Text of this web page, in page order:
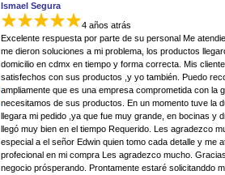
Ismael Segura
4 años atrás
Excelente respuesta por parte de su personal Me
me dieron soluciones a mi problema, los productos
domicilio en cdmx en tiempo y forma correcta. Mis
satisfechos con sus productos ,y yo también. Puedo
ampliamente que es una empresa comprometida con la
necesitamos de sus productos. En un momento tuve la
llegara mi pedido ,ya que fue muy grande, en bocinas y
llegó muy bien en el tiempo Requerido. Les agradezco
especial a el señor Edwin quien tomo cada detalle y me
profecional en mi compra Les agradezco mucho.
negocio prósperando. Prontamente estaré solicitanddo